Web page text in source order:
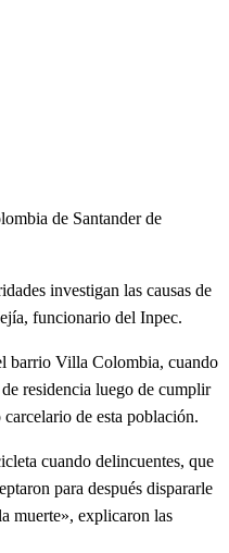
de Santander de
investigan las causas de
funcionario del Inpec.
barrio Villa Colombia, cuando
residencia luego de cumplir
de esta población.
cuando delincuentes, que
para después dispararle
muerte», explicaron las